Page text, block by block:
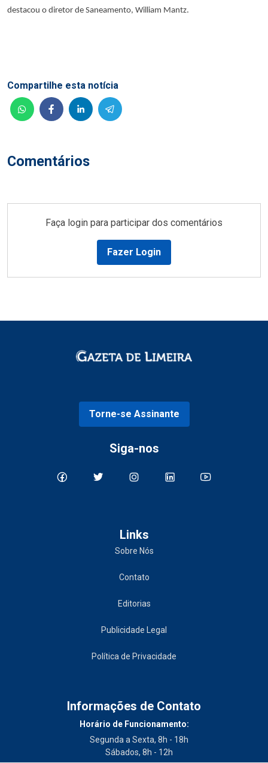
destacou o diretor de Saneamento, William Mantz.
Comentários
Compartilhe esta notícia
Faça login para participar dos comentários
Fazer Login
Torne-se Assinante
Siga-nos
Links
Sobre Nós
Contato
Editorias
Publicidade Legal
Política de Privacidade
Informações de Contato
Horário de Funcionamento:
Segunda a Sexta, 8h - 18h
Sábados, 8h - 12h